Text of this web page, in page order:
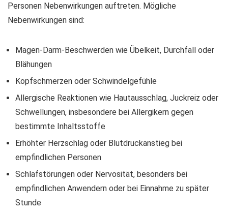
Personen Nebenwirkungen auftreten. Mögliche
Nebenwirkungen sind:
Magen-Darm-Beschwerden wie Übelkeit, Durchfall oder
Blähungen
Kopfschmerzen oder Schwindelgefühle
Allergische Reaktionen wie Hautausschlag, Juckreiz oder
Schwellungen, insbesondere bei Allergikern gegen
bestimmte Inhaltsstoffe
Erhöhter Herzschlag oder Blutdruckanstieg bei
empfindlichen Personen
Schlafstörungen oder Nervosität, besonders bei
empfindlichen Anwendern oder bei Einnahme zu später
Stunde